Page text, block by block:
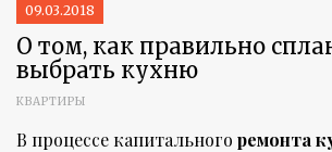
09.03.2018
О том, как правильно
выбрать кухню
КВАРТИРЫ
В процессе капитального ремонта